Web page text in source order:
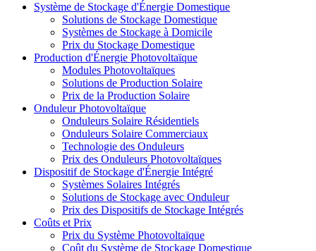
Système de Stockage d'Énergie Domestique
Solutions de Stockage Domestique
Systèmes de Stockage à Domicile
Prix du Stockage Domestique
Production d'Énergie Photovoltaïque
Modules Photovoltaïques
Solutions de Production Solaire
Prix de la Production Solaire
Onduleur Photovoltaïque
Onduleurs Solaire Résidentiels
Onduleurs Solaire Commerciaux
Technologie des Onduleurs
Prix des Onduleurs Photovoltaïques
Dispositif de Stockage d'Énergie Intégré
Systèmes Solaires Intégrés
Solutions de Stockage avec Onduleur
Prix des Dispositifs de Stockage Intégrés
Coûts et Prix
Prix du Système Photovoltaïque
Coût du Système de Stockage Domestique